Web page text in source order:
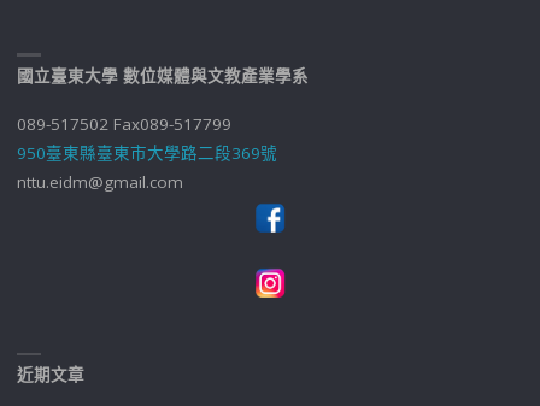
國立臺東大學 數位媒體與文教產業學系
089-517502 Fax089-517799
950臺東縣臺東市大學路二段369號
nttu.eidm@gmail.com
近期文章